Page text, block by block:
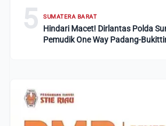
5 SUMATERA BARAT
Hindari Macet! Dirlantas Polda
Pemudik One Way Padang-